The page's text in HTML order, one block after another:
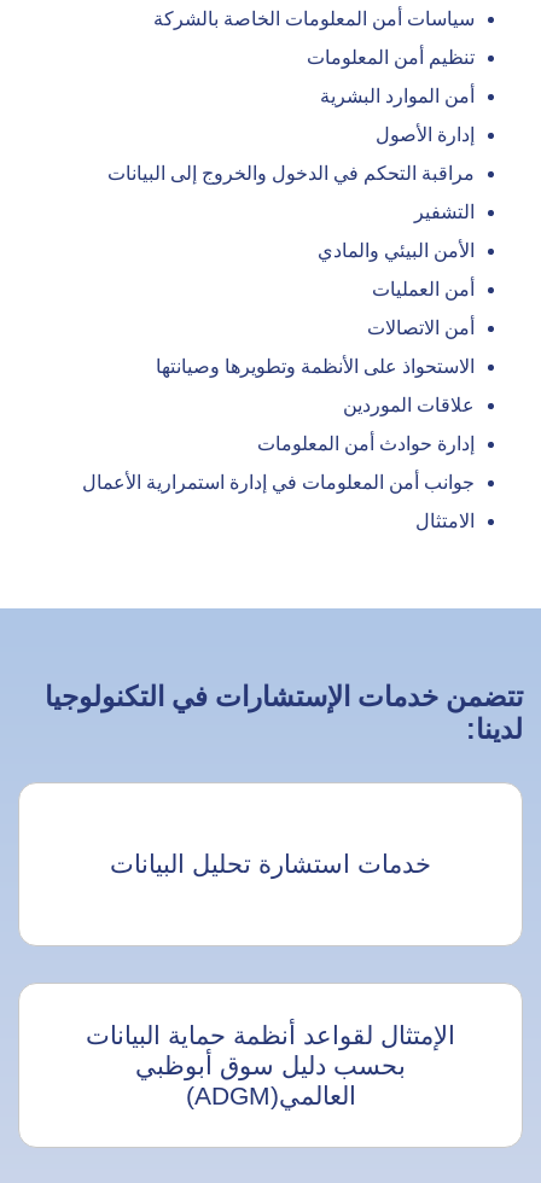
سياسات أمن المعلومات الخاصة بالشركة
تنظيم أمن المعلومات
أمن الموارد البشرية
إدارة الأصول
مراقبة التحكم في الدخول والخروج إلى البيانات
التشفير
الأمن البيئي والمادي
أمن العمليات
أمن الاتصالات
الاستحواذ على الأنظمة وتطويرها وصيانتها
علاقات الموردين
إدارة حوادث أمن المعلومات
جوانب أمن المعلومات في إدارة استمرارية الأعمال
الامتثال
تتضمن خدمات الإستشارات في التكنولوجيا
لدينا:
خدمات استشارة تحليل البيانات
الإمتثال لقواعد أنظمة حماية البيانات
بحسب دليل سوق أبوظبي
العالمي(ADGM)